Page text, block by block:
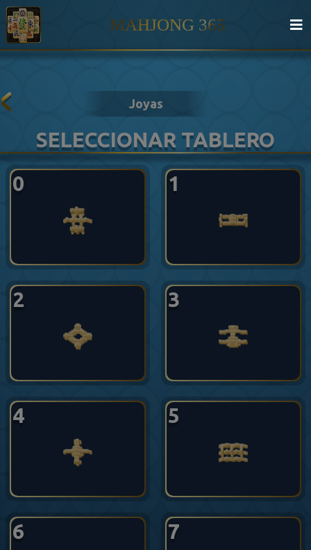
MAHJONG 365
Joyas
SELECCIONAR TABLERO
0
1
2 3
4 5
6 7